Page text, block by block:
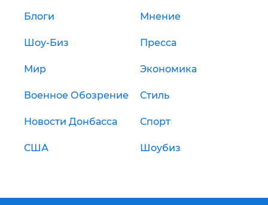
Блоги Мнение
Шоу-Биз Пресса
Мир Экономика
Военное Обозрение Стиль
Новости Донбасса Спорт
США Шоубиз